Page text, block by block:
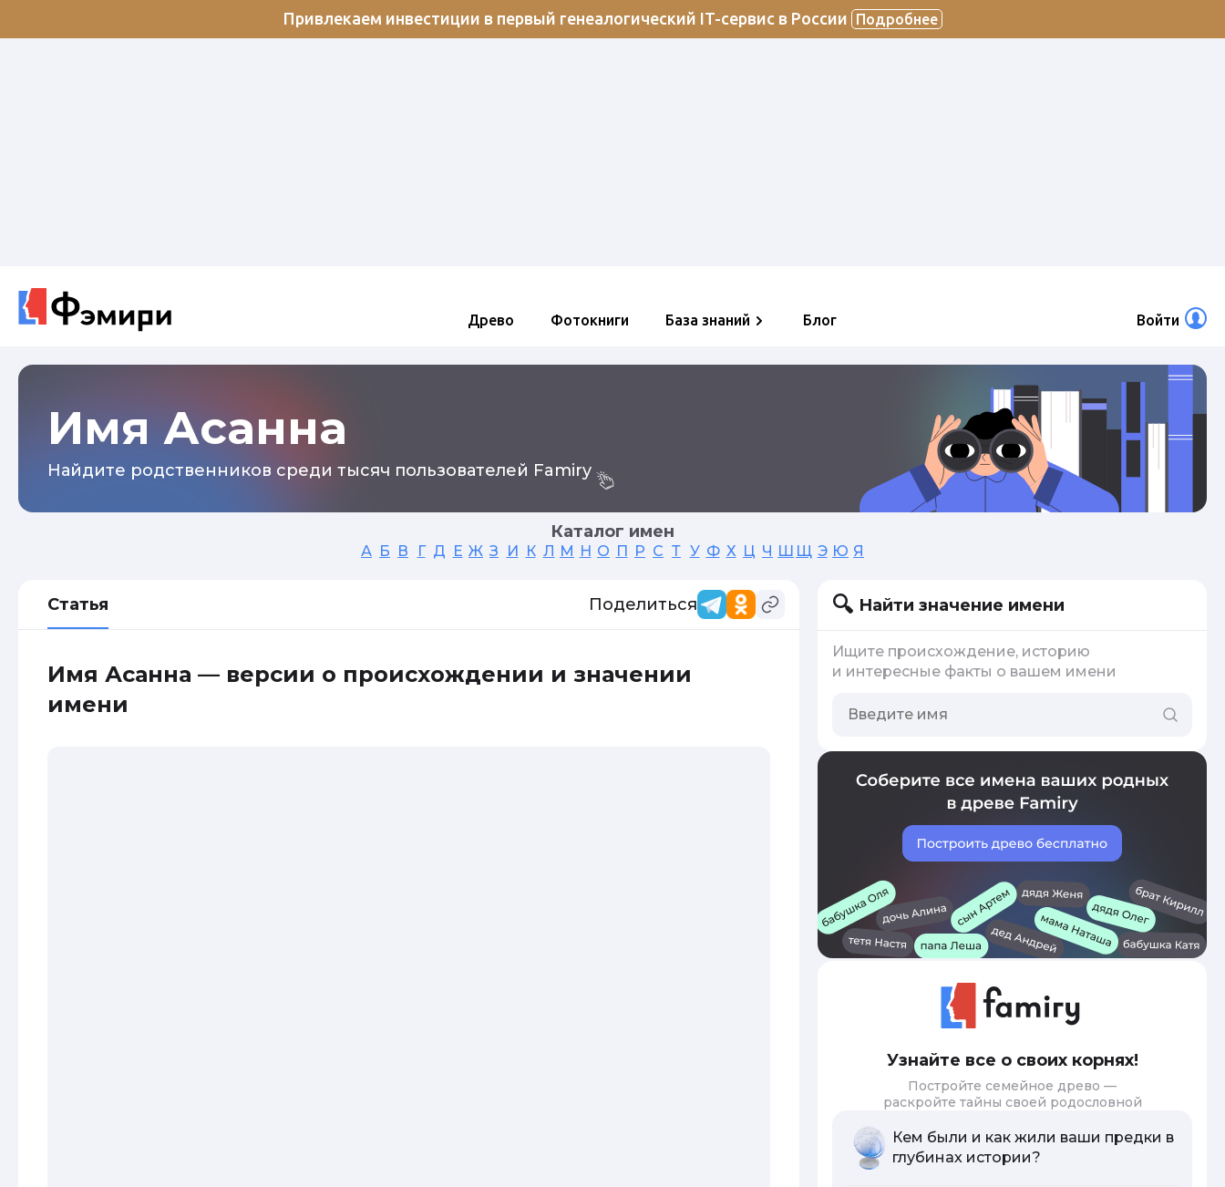
Привлекаем инвестиции в первый генеалогический IT-сервис в России Подробнее
Древо Фотокниги База знаний Блог Войти
Имя Асанна
Найдите родственников среди тысяч пользователей Famiry
Каталог имен
А Б В Г Д Е Ж З И К Л М Н О П Р С Т У Ф Х Ц Ч Ш Щ Э Ю Я
Статья Поделиться
Имя Асанна — версии о происхождении и значении
имени
Найти значение имени
Ищите происхождение, историю
и интересные факты о вашем имени
Узнайте все о своих корнях!
Постройте семейное древо —
раскройте тайны своей родословной
Кем были и как жили ваши предки в
глубинах истории?